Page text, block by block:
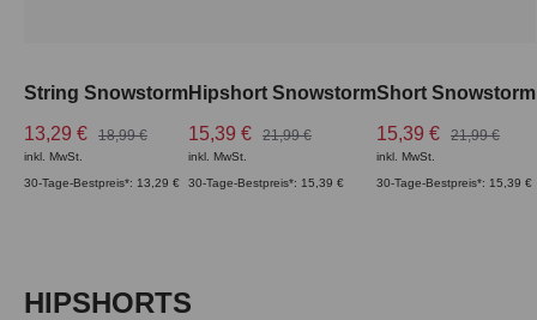
String Snowstorm
13,29 €
18,99 €
inkl. MwSt.
30-Tage-Bestpreis*: 13,29 €
Hipshort Snowstorm
15,39 €
21,99 €
inkl. MwSt.
30-Tage-Bestpreis*: 15,39 €
Short Snowstorm
15,39 €
21,99 €
inkl. MwSt.
30-Tage-Bestpreis*: 15,39 €
Produktgalerie überspringen
HIPSHORTS